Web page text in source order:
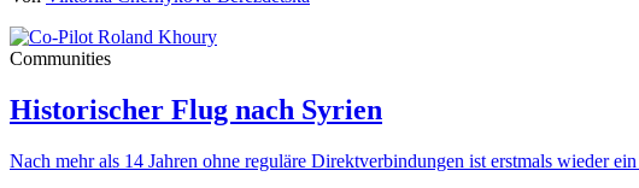
Communities
Historischer Flug nach Syrien
Nach mehr als 14 Jahren ohne reguläre Direktverbindungen ist erstmals wieder